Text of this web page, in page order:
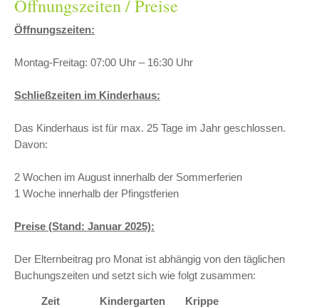
Öffnungszeiten / Preise
Öffnungszeiten:
Montag-Freitag: 07:00 Uhr – 16:30 Uhr
Schließzeiten im Kinderhaus:
Das Kinderhaus ist für max. 25 Tage im Jahr geschlossen.
Davon:
2 Wochen im August innerhalb der Sommerferien
1 Woche innerhalb der Pfingstferien
Preise (Stand: Januar 2025):
Der Elternbeitrag pro Monat ist abhängig von den täglichen
Buchungszeiten und setzt sich wie folgt zusammen:
Zeit Kindergarten
Krippe